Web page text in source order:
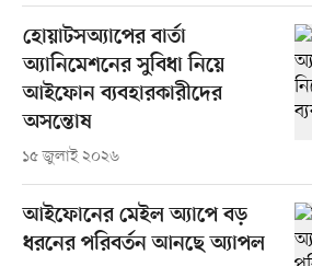
হোয়াটসঅ্যাপের বার্তা
অ্যানিমেশনের সুবিধা নিয়ে
আইফোন ব্যবহারকারীদের
অসন্তোষ
১৫ জুলাই ২০২৬
আইফোনের মেইল অ্যাপে বড়
ধরনের পরিবর্তন আনছে অ্যাপল